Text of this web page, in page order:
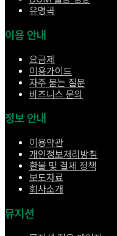
유명곡
이용 안내
요금제
이용가이드
자주 묻는 질문
비즈니스 문의
정보 안내
이용약관
개인정보처리방침
환불 및 결제 정책
보도자료
회사소개
뮤지션